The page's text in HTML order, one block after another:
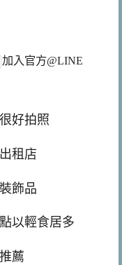
加入官方@LINE
好拍照
租店
飾品
以輕食居多
薦